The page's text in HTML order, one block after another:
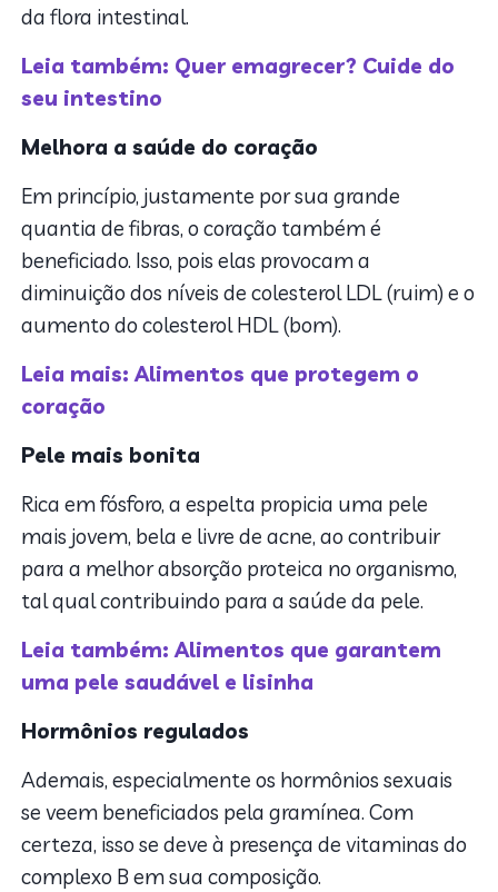
da flora intestinal.
Leia também: Quer emagrecer? Cuide do
seu intestino
Melhora a saúde do coração
Em princípio, justamente por sua grande
quantia de fibras, o coração também é
beneficiado. Isso, pois elas provocam a
diminuição dos níveis de colesterol LDL (ruim) e o
aumento do colesterol HDL (bom).
Leia mais: Alimentos que protegem o
coração
Pele mais bonita
Rica em fósforo, a espelta propicia uma pele
mais jovem, bela e livre de acne, ao contribuir
para a melhor absorção proteica no organismo,
tal qual contribuindo para a saúde da pele.
Leia também: Alimentos que garantem
uma pele saudável e lisinha
Hormônios regulados
Ademais, especialmente os hormônios sexuais
se veem beneficiados pela gramínea. Com
certeza, isso se deve à presença de vitaminas do
complexo B em sua composição.